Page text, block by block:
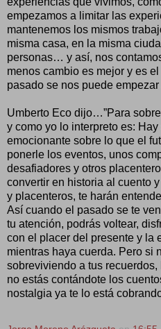
empezamos a limitar las
mantenemos los mismos
misma casa, en la misma
personas… y así, nos
menos cambio es mejor y es
pasado se nos puede
Umberto Eco dijo…”Para
y como yo lo interpreto es:
emocionante sobre lo que el
ponerle los eventos, unos
desafiadores y otros
convertir en historia al cuento
y placenteros, te harán
Así cuando el pasado se te
tu atención, podrás voltear,
con el placer del presente y la
mientras haya cuerda. Pero si
sobreviviendo a tus
no estás contándote los
nostalgia ya te lo está